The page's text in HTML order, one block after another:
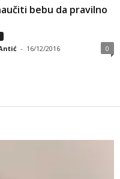
bebu da pravilno
- 16/12/2016 0